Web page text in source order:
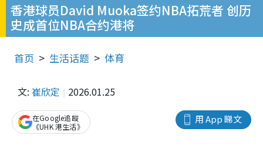
香港球员David Muoka签约NBA拓荒者 创历
史成首位NBA合约港将
首页 生活话题 体育
文: 崔欣定 2026.01.25
用 App 睇文
在Google追蹤
《UHK 港生活》